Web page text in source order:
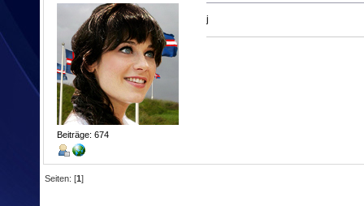
Beiträge: 674
j
Seiten: [1]